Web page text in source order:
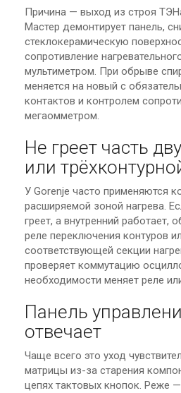
Причина — выход из строя
Мастер демонтирует панель,
стеклокерамическую
сопротивление
мультиметром. При обрыве
меняется на новый с
контактов и контролем
мегаомметром.
Не греет часть
или
У Gorenje часто применяются
расширяемой зоной нагрева.
греет, а внутренний работает,
реле переключения контуров
соответствующей секции
проверяет коммутацию
необходимости меняет реле
Панель
отвечает
Чаще всего это уход
матрицы из-за старения
цепях тактовых кнопок. Реже